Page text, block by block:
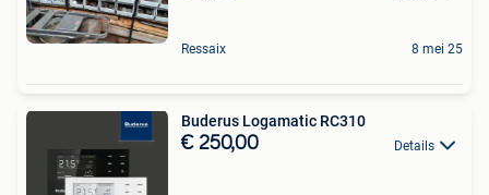
Ressaix 8 mei 25
Buderus Logamatic RC310
€ 250,00 Details